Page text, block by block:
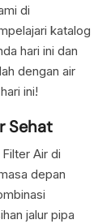
di
katalog
hari ini dan
dengan air
ini!
Sehat
Air di
depan
jalur pipa